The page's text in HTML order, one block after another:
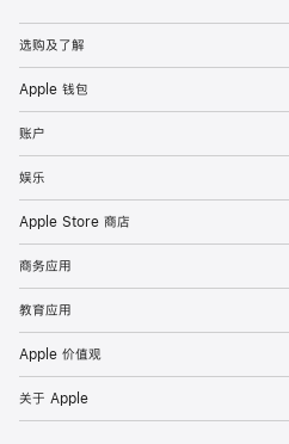
选购及了解
Apple 钱包
账户
娱乐
Apple Store 商店
商务应用
教育应用
Apple 价值观
关于 Apple